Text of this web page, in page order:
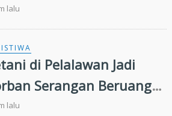
Tenggelam
lalu
di Pelalawan Jadi
Serangan Beruang
lalu